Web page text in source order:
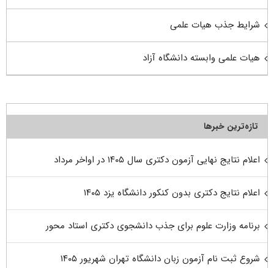
شرایط جذب هیات علمی
هیات علمی وابسته دانشگاه آزاد
تازه‌ترین خبرها
اعلام نتایج نهایی آزمون دکتری سال ۱۴۰۵ در اواخر مرداد
اعلام نتایج دکتری بدون کنکور دانشگاه یزد ۱۴۰۵
برنامه وزارت علوم برای جذب دانشجوی دکتری استاد محور
شروع ثبت نام آزمون زبان دانشگاه تهران شهریور ۱۴۰۵